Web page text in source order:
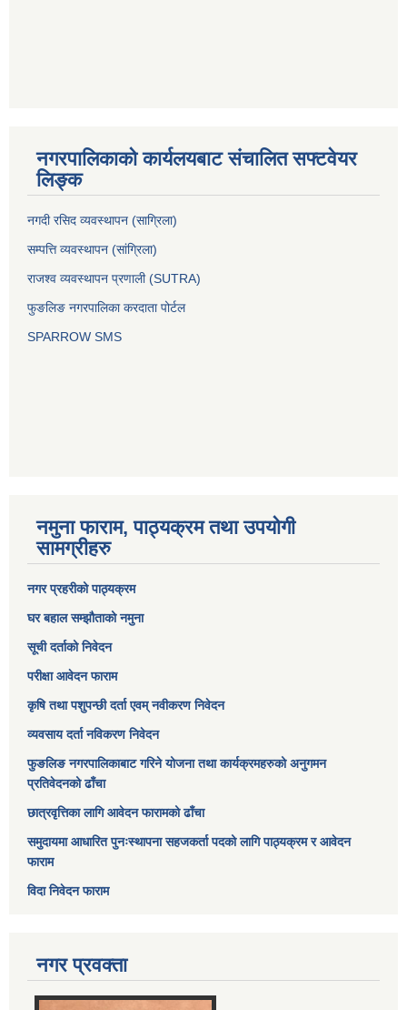
नगरपालिकाको कार्यलयबाट संचालित सफ्टवेयर
लिङ्क
नगदी रसिद व्यवस्थापन (साग्रिला)
सम्पत्ति व्यवस्थापन (सांग्रिला)
राजश्व व्यवस्थापन प्रणाली (SUTRA)
फुङलिङ नगरपालिका करदाता पोर्टल
SPARROW SMS
नमुना फाराम, पाठ्यक्रम तथा उपयोगी
सामग्रीहरु
नगर प्रहरीको पाठ्यक्रम
घर बहाल सम्झौताको नमुना
सूची दर्ताको निवेदन
परीक्षा आवेदन फाराम
कृषि तथा पशुपन्छी दर्ता एवम् नवीकरण निवेदन
व्यवसाय दर्ता नविकरण निवेदन
फुङलिङ नगरपालिकाबाट गरिने योजना तथा कार्यक्रमहरुको अनुगमन
प्रतिवेदनको ढाँचा
छात्रवृत्तिका लागि आवेदन फारामको ढाँचा
समुदायमा आधारित पुनःस्थापना सहजकर्ता पदको लागि पाठ्यक्रम र आवेदन
फाराम
विदा निवेदन फाराम
नगर प्रवक्ता